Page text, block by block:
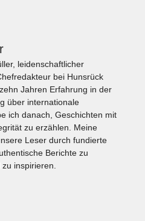
leidenschaftlicher
bei Hunsrück
Jahren Erfahrung in der
über internationale
ich danach, Geschichten mit
zu erzählen. Meine
Leser durch fundierte
Berichte zu
inspirieren.